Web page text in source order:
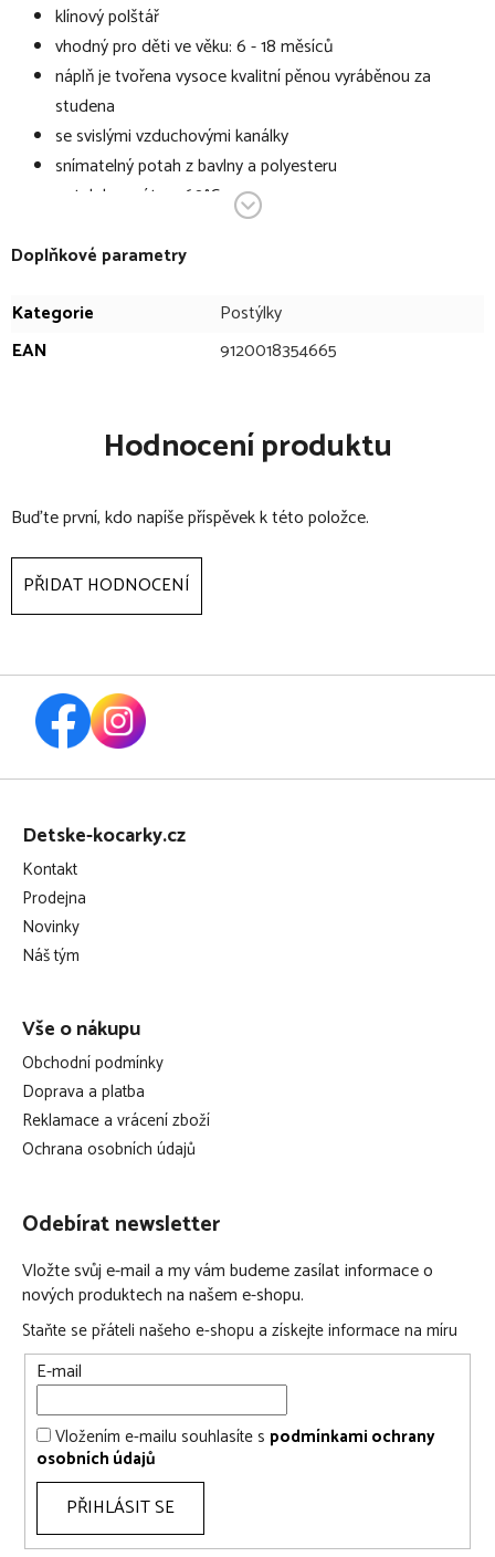
klínový polštář
vhodný pro děti ve věku: 6 - 18 měsíců
náplň je tvořena vysoce kvalitní pěnou vyráběnou za
studena
se svislými vzduchovými kanálky
snímatelný potah z bavlny a polyesteru
potah lze prát na 60°C
Technické specifikace se mohou změnit bez výslovného
upozornění. Obrázky mají pouze informativní charakter.
Doplňkové parametry
Kategorie
Postýlky
EAN
9120018354665
Hodnocení produktu
Buďte první, kdo napíše příspěvek k této položce.
PŘIDAT HODNOCENÍ
Z
Detske-kocarky.cz
Kontakt
Prodejna
Novinky
Náš tým
Vše o nákupu
Obchodní podmínky
Doprava a platba
Reklamace a vrácení zboží
Ochrana osobních údajů
Odebírat newsletter
Vložte svůj e-mail a my vám budeme zasílat informace o
nových produktech na našem e-shopu.
Staňte se přáteli našeho e-shopu a získejte informace na míru
E-mail
Vložením e-mailu souhlasíte s podmínkami ochrany
osobních údajů
PŘIHLÁSIT SE